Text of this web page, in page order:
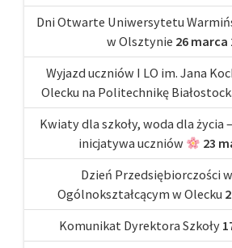
Dni Otwarte Uniwersytetu
w Olsztynie 26 marca
Wyjazd uczniów I LO im. Jana
Olecku na Politechnikę
Kwiaty dla szkoły, woda dla życia
inicjatywa uczniów
23
Dzień Przedsiębiorczości
Ogólnokształcącym w Olecku
Komunikat Dyrektora Szkoły